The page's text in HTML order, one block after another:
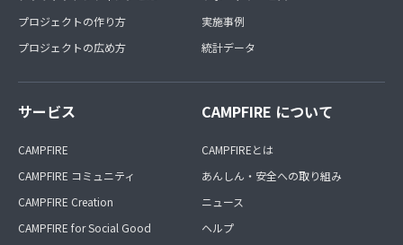
プロジェクトの作り方
プロジェクトの広め方
実施事例
統計データ
サービス
CAMPFIRE
CAMPFIRE コミュニティ
CAMPFIRE Creation
CAMPFIRE for Social Good
CAMPFIRE について
CAMPFIREとは
あんしん・安全への取り組み
ニュース
ヘルプ